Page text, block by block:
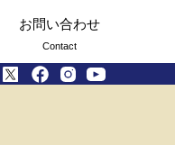
お問い合わせ
Contact